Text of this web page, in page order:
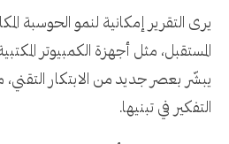
يرى التقرير إمكانية لنمو الحوسبة
المستقبل، مثل أجهزة الكمبيوتر
يبشّر بعصر جديد من الابتكار
التفكير في تبنيها.